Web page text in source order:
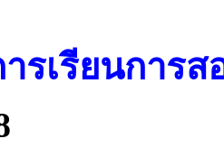
รเรียนการ